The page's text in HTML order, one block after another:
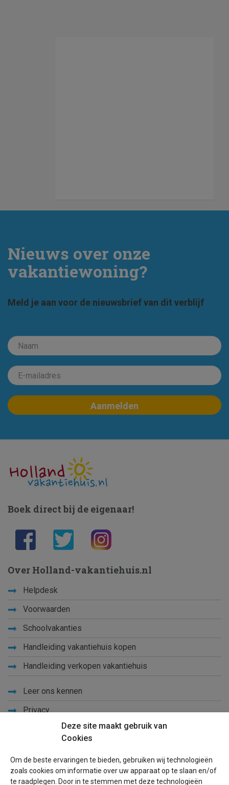
Nieuws over onze
vakantiewoning?
Meld je aan voor de nieuwsbrief van dit verblijf
Deze site maakt gebruik van
Cookies
Om de beste ervaringen te bieden, gebruiken wij technologieën
zoals cookies om informatie over uw apparaat op te slaan en/of
te raadplegen. Door in te stemmen met deze technologieën
Boek direct bij de eigenaar!
Over Holland-vakantiehuis.nl
Helpdesk
Voorwaarden
Schoolvakanties
Handleiding vakantiehuis kopen
Handleiding verkopen vakantiehuis
Leer ons kennen
Privacy
Blog